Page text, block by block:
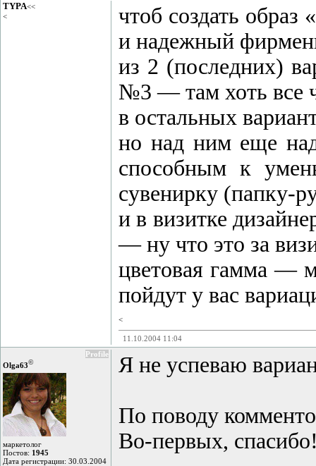
TYPA<<
<
чтоб создать
и надежный
из 2 (последних)
№3 — там хоть все
в остальных
но над ним еще
способным к
сувенирку (папку-
и в визитке
— ну что это за
цветовая гамма —
пойдут у вас
<
11.10.2004 11:04
Profile
Olga63©
маркетолог
Постов: 1945
Дата регистрации: 30.03.2004
Я не успеваю
По поводу
Во-первых,